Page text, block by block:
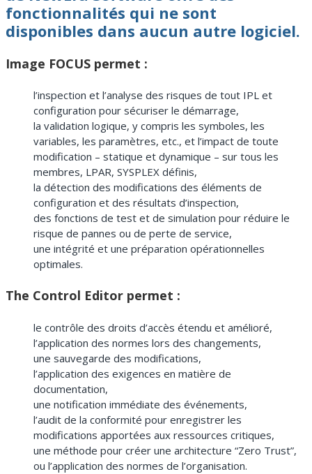
fonctionnalités qui ne sont
disponibles dans aucun autre logiciel.
Image FOCUS permet :
l’inspection et l’analyse des risques de tout IPL et
configuration pour sécuriser le démarrage,
la validation logique, y compris les symboles, les
variables, les paramètres, etc., et l’impact de toute
modification – statique et dynamique – sur tous les
membres, LPAR, SYSPLEX définis,
la détection des modifications des éléments de
configuration et des résultats d’inspection,
des fonctions de test et de simulation pour réduire le
risque de pannes ou de perte de service,
une intégrité et une préparation opérationnelles
optimales.
The Control Editor permet :
le contrôle des droits d’accès étendu et amélioré,
l’application des normes lors des changements,
une sauvegarde des modifications,
l’application des exigences en matière de
documentation,
une notification immédiate des événements,
l’audit de la conformité pour enregistrer les
modifications apportées aux ressources critiques,
une méthode pour créer une architecture “Zero Trust”,
ou l’application des normes de l’organisation.